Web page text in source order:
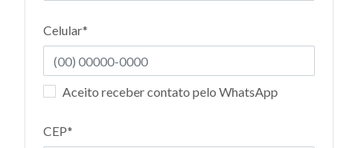
Celular*
Aceito receber contato pelo WhatsApp
CEP*